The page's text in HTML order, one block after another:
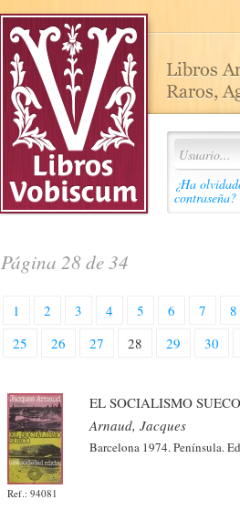
¿Ha
contraseña?
Página 28 de 34
1 2 3 4 5 6 7 8
25
26 27 28 29 30
Ref.: 94081
EL SOCIALISMO
Arnaud, Jacques
Barcelona 1974. Península.